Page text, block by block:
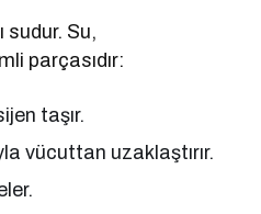
sudur. Su,
parçasıdır:
taşır.
vücuttan uzaklaştırır.